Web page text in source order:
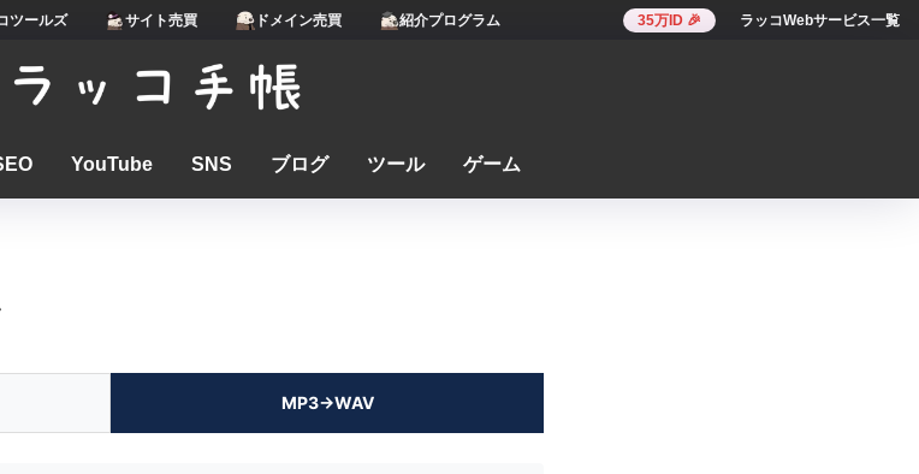
ツールズ サイト売買 ドメイン売買 紹介プログラム 35万ID 🎉 ラッコWebサービス一覧
YouTube SNS ブログ ツール ゲーム
MP3→WAV